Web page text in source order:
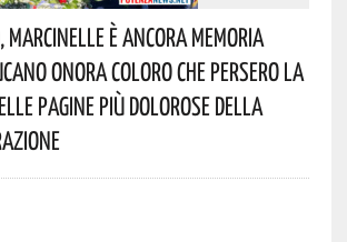
Marcinelle È Ancora Memoria
Onora Coloro Che Persero La
Pagine Più Dolorose Della